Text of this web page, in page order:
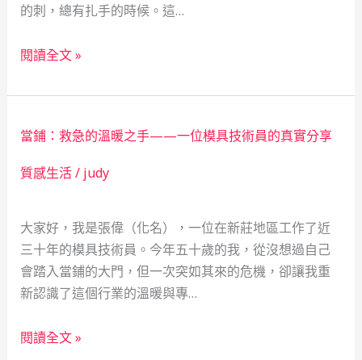
蛻
一
寵
美
容
師
故
事
的刺，總有扎手的時候。這…
當
的
度：
一
朵
花
背
後
的
急
閱讀全文 »
當鋪：救急的溫暖之手——一位模具技術員的真實分享
質感生活/ judy
大家好，我是張偉（化名），一位在新莊地區工作了近
三十年的模具技術員。今年五十歲的我，從沒想過自己
會踏入當鋪的大門，但一次突如其來的危機，卻讓我重
新認識了這個行業的溫暖與專…
當
閱讀全文 »